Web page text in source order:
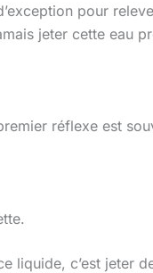
pour
jeter cette eau
réflexe est
liquide, c’est jeter